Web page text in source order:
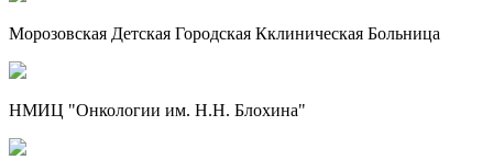
Морозовская Детская Городская Кклиническая Больница
НМИЦ "Онкологии им. Н.Н. Блохина"